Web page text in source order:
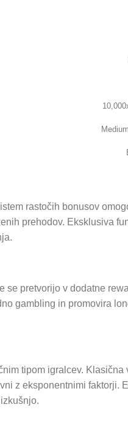
rastočih bonusov
prehodov. Eksklusiva
se pretvorijo v dodatne
gambling in promovira
tipom igralcev. Klasična
z eksponentnimi faktorji.